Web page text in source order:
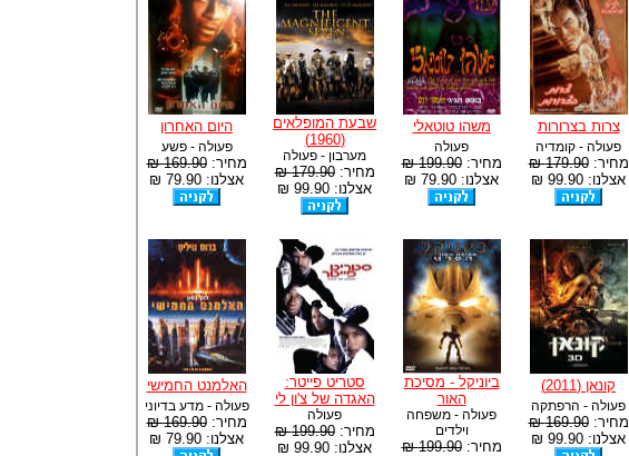
צרות בצרורות
פעולה - קומדיה
מחיר:179.90 ₪
אצלנו: 99.90 ₪
משהו טוטאלי
פעולה
מחיר:199.90 ₪
אצלנו: 79.90 ₪
שבעת המופלאים
(1960)
מערבון - פעולה
מחיר:179.90 ₪
אצלנו: 99.90 ₪
היום האחרון
פעולה - פשע
מחיר:169.90 ₪
אצלנו: 79.90 ₪
קונאן (2011)
פעולה - הרפתקה
מחיר:169.90 ₪
אצלנו: 99.90 ₪
ביוניקל - מסיכת
האור
פעולה - משפחה
וילדים
מחיר:199.90 ₪
סטריט פייטר:
האגדה של צ'ון לי
פעולה
מחיר:199.90 ₪
אצלנו: 99.90 ₪
האלמנט החמישי
פעולה - מדע בדיוני
מחיר:169.90 ₪
אצלנו: 79.90 ₪